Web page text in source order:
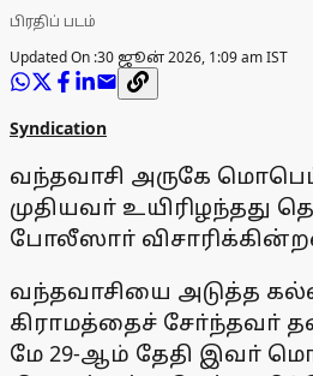
பிரதிப் படம்
Updated On :30 ஜூன் 2026, 1:09 am IST
Syndication
வந்தவாசி அருகே
முதியவா் உயிரிழந்தது
போலீஸாா்
வந்தவாசியை அடுத்த
கிராமத்தைச் சோ்ந்தவா்
மே 29-ஆம் தேதி இவா்